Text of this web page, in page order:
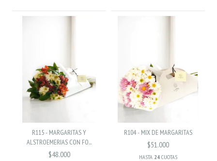
R115 - MARGARITAS Y
ALSTROEMERIAS CON FO...
$48.000
R104 - MIX DE MARGARITAS
$51.000
HASTA 24CUOTAS